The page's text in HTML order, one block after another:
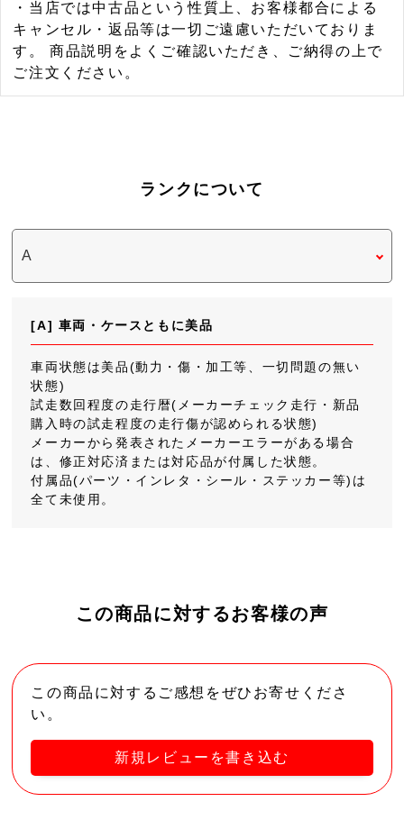
・当店では中古品という性質上、お客様都合による
キャンセル・返品等は一切ご遠慮いただいておりま
す。 商品説明をよくご確認いただき、ご納得の上で
ご注文ください。
ランクについて
[A] 車両・ケースともに美品
車両状態は美品(動力・傷・加工等、一切問題の無い
状態)
試走数回程度の走行暦(メーカーチェック走行・新品
購入時の試走程度の走行傷が認められる状態)
メーカーから発表されたメーカーエラーがある場合
は、修正対応済または対応品が付属した状態。
付属品(パーツ・インレタ・シール・ステッカー等)は
全て未使用。
この商品に対するお客様の声
この商品に対するご感想をぜひお寄せくださ
い。
新規レビューを書き込む